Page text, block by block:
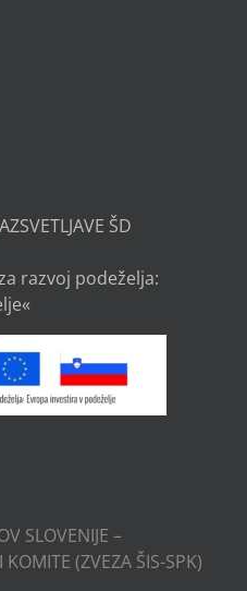
ŠD
razvoj podeželja:
SLOVENIJE –
KOMITE (ZVEZA ŠIS-SPK)